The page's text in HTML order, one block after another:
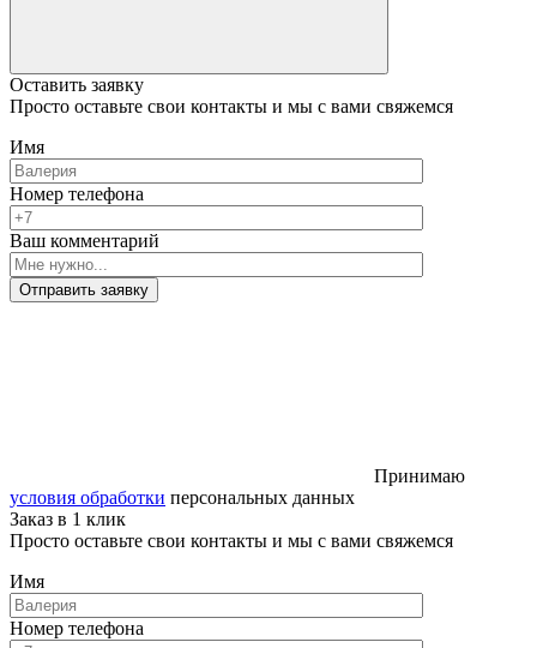
Оставить заявку
Просто оставьте свои контакты и мы с вами свяжемся
Имя
Номер телефона
Ваш комментарий
Отправить заявку
Принимаю
условия обработки персональных данных
Заказ в 1 клик
Просто оставьте свои контакты и мы с вами свяжемся
Имя
Номер телефона